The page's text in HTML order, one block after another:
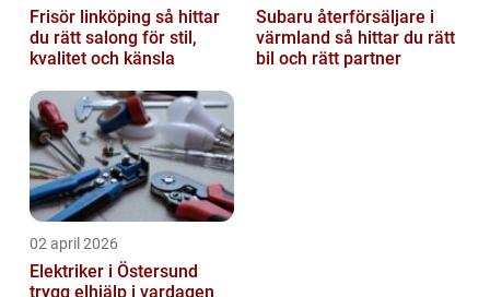
Frisör linköping så hittar
du rätt salong för stil,
kvalitet och känsla
Subaru återförsäljare i
värmland så hittar du rätt
bil och rätt partner
02 april 2026
Elektriker i Östersund
trygg elhjälp i vardagen